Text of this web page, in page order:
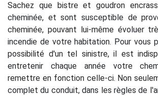
Sachez que bistre et goudron
cheminée, et sont susceptible de
cheminée, pouvant lui-même évoluer
incendie de votre habitation. Pour vous
possibilité d'un tel sinistre, il est
entretenir chaque année votre
remettre en fonction celle-ci. Non
complet du conduit, dans les règles de